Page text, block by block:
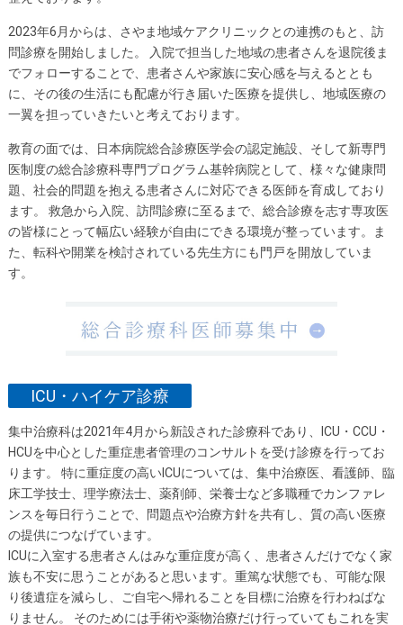
2023年6月からは、さやま地域ケアクリニックとの連携のもと、訪
問診療を開始しました。 入院で担当した地域の患者さんを退院後ま
でフォローすることで、患者さんや家族に安心感を与えるととも
に、その後の生活にも配慮が行き届いた医療を提供し、地域医療の
一翼を担っていきたいと考えております。
教育の面では、日本病院総合診療医学会の認定施設、そして新専門
医制度の総合診療科専門プログラム基幹病院として、様々な健康問
題、社会的問題を抱える患者さんに対応できる医師を育成しており
ます。 救急から入院、訪問診療に至るまで、総合診療を志す専攻医
の皆様にとって幅広い経験が自由にできる環境が整っています。ま
た、転科や開業を検討されている先生方にも門戸を開放していま
す。
ICU・ハイケア診療
集中治療科は2021年4月から新設された診療科であり、ICU・CCU・
HCUを中心とした重症患者管理のコンサルトを受け診療を行ってお
ります。 特に重症度の高いICUについては、集中治療医、看護師、臨
床工学技士、理学療法士、薬剤師、栄養士など多職種でカンファレ
ンスを毎日行うことで、問題点や治療方針を共有し、質の高い医療
の提供につなげています。
ICUに入室する患者さんはみな重症度が高く、患者さんだけでなく家
族も不安に思うことがあると思います。重篤な状態でも、可能な限
り後遺症を減らし、ご自宅へ帰れることを目標に治療を行わねばな
りません。 そのためには手術や薬物治療だけ行っていてもこれを実